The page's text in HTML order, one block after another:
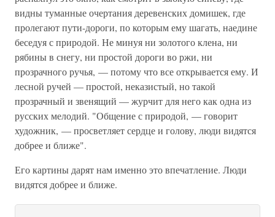
видны туманные очертания деревенских домишек, где
пролегают пути-дороги, по которым ему шагать, наедине
беседуя с природой. Не минуя ни золотого клена, ни
рябины в снегу, ни простой дороги во ржи, ни
прозрачного ручья, — потому что все открывается ему. И
лесной ручей — простой, неказистый, но такой
прозрачный и звенящий — журчит для него как одна из
русских мелодий. "Общение с природой, — говорит
художник, — просветляет сердце и голову, люди видятся
добрее и ближе".
Его картины дарят нам именно это впечатление. Люди
видятся добрее и ближе.